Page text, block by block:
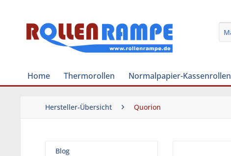
Home Thermorollen Normalpapier-Kassenrollen
Hersteller-Übersicht Quorion
Blog